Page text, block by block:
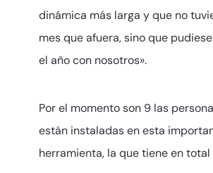
dinámica más larga y que no
mes que afuera, sino que
el año con nosotros».
Por el momento son 9 las
están instaladas en esta
herramienta, la que tiene en